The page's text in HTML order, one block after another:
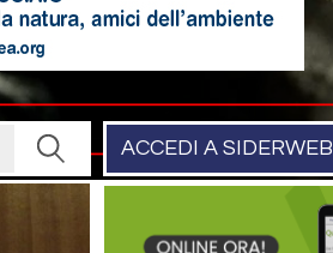
ACCEDI A SIDERWEB